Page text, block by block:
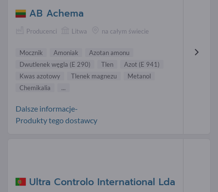
AB Achema
Producenci Litwa na całym świecie
Mocznik Amoniak
Azotan amonu
Dwutlenek węgla (E 290)
Tlen
Azot (E 941)
Kwas azotowy
Tlenek magnezu
Metanol
Chemikalia
...
Dalsze informacje-
Produkty tego dostawcy
Ultra Controlo International Lda